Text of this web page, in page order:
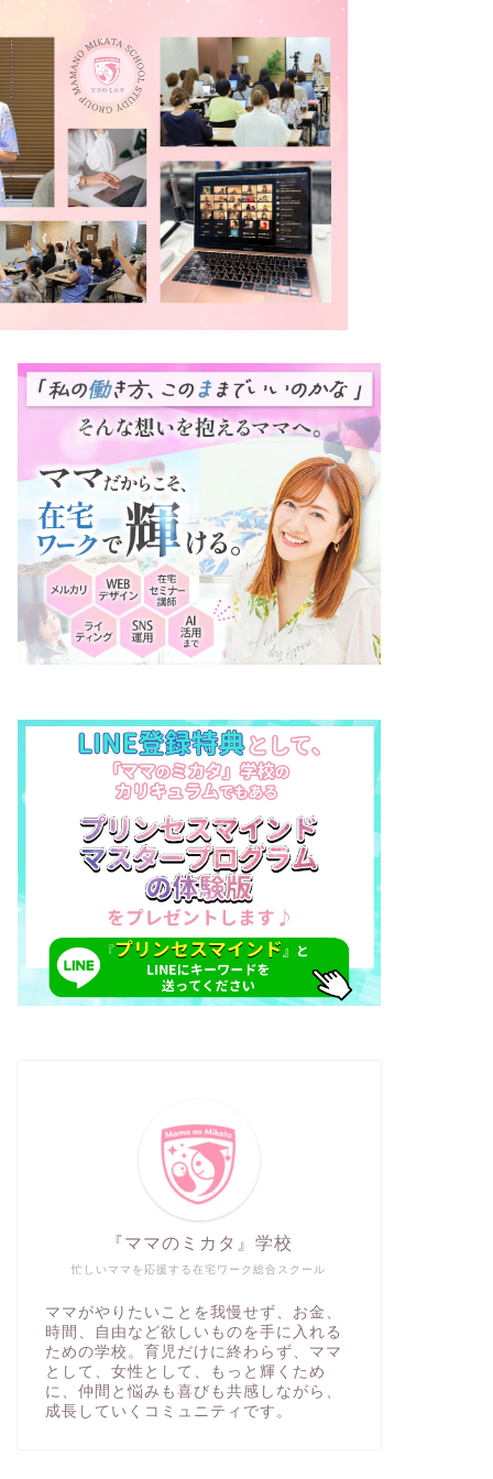
忙しいママを応援する在宅ワーク総合スクール
『ママのミカタ』学校
ママがやりたいことを我慢せず、お金、
時間、自由など欲しいものを手に入れる
ための学校。育児だけに終わらず、ママ
として、女性として、もっと輝くため
に、仲間と悩みも喜びも共感しながら、
成長していくコミュニティです。